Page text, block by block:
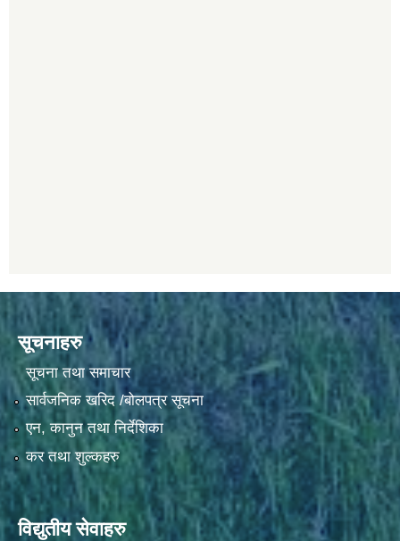
सूचनाहरु
सूचना तथा समाचार
सार्वजनिक खरिद /बोलपत्र सूचना
एन, कानुन तथा निर्देशिका
कर तथा शुल्कहरु
विद्युतीय सेवाहरु